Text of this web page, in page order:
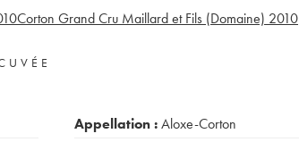
Corton Grand Cru Maillard et Fils (Domaine) 2010
Appellation :Aloxe-Corton